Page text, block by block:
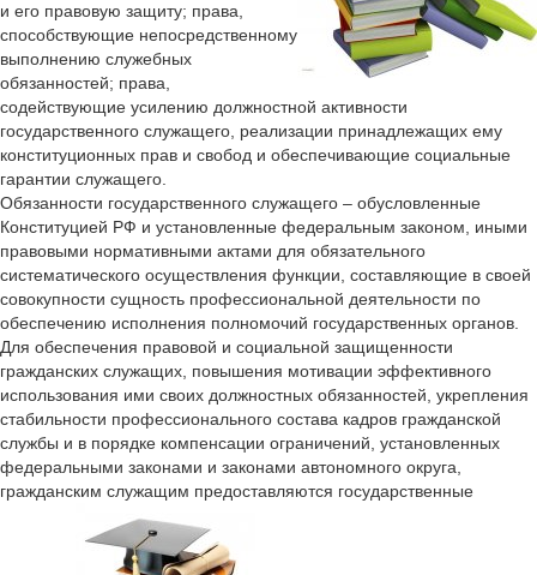
и его правовую защиту; права,
способствующие непосредственному
выполнению служебных
обязанностей; права,
содействующие усилению должностной активности
государственного служащего, реализации принадлежащих ему
конституционных прав и свобод и обеспечивающие социальные
гарантии служащего.
Обязанности государственного служащего – обусловленные
Конституцией РФ и установленные федеральным законом, иными
правовыми нормативными актами для обязательного
систематического осуществления функции, составляющие в своей
совокупности сущность профессиональной деятельности по
обеспечению исполнения полномочий государственных органов.
Для обеспечения правовой и социальной защищенности
гражданских служащих, повышения мотивации эффективного
использования ими своих должностных обязанностей, укрепления
стабильности профессионального состава кадров гражданской
службы и в порядке компенсации ограничений, установленных
федеральными законами и законами автономного округа,
гражданским служащим предоставляются государственные